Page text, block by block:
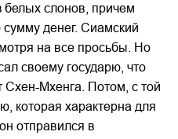
белых слонов, причем
денег. Сиамский
на все просьбы. Но
своему государю, что
Схен-Мхенга. Потом, с той
которая характерна для
отправился в